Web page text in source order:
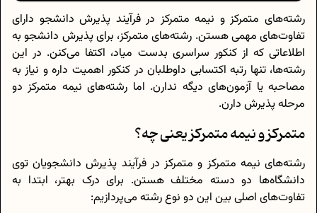
رشته‌های متمرکز و نیمه متمرکز در فرآیند پذیرش دانشجو دارای
تفاوت‌های مهمی هستن. رشته‌های متمرکز، برای پذیرش دانشجو به
اطلاعاتی که از کنکور سراسری بدست میاد، اکتفا می‌کنن. در این
رشته‌ها، تنها رتبه اکتسابی داوطلبان در کنکور اهمیت داره و نیاز به
مصاحبه یا آزمون‌های دیگه ندارن. اما رشته‌های نیمه متمرکز دو
مرحله پذیرش دارن.
متمرکز و نیمه متمرکز یعنی چه؟
رشته‌های نیمه متمرکز و متمرکز در فرآیند پذیرش دانشجویان توی
دانشگاه‌ها دو دسته مختلف هستن. برای درک بهتر، ابتدا به
تفاوت‌های اصلی بین این دو نوع رشته می‌پردازیم: